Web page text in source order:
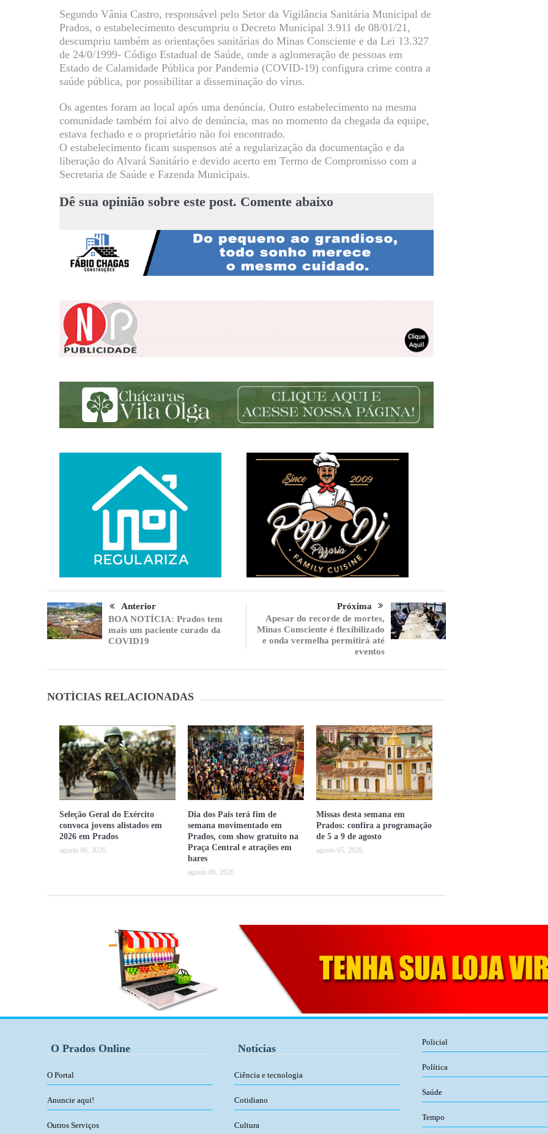
Segundo Vânia Castro, responsável pelo Setor da Vigilância Sanitária Municipal de
Prados, o estabelecimento descumpriu o Decreto Municipal 3.911 de 08/01/21,
descumpriu também as orientações sanitárias do Minas Consciente e da Lei 13.327
de 24/0/1999- Código Estadual de Saúde, onde a aglomeração de pessoas em
Estado de Calamidade Pública por Pandemia (COVID-19) configura crime contra a
saúde pública, por possibilitar a disseminação do vírus.
Os agentes foram ao local após uma denúncia. Outro estabelecimento na mesma
comunidade também foi alvo de denúncia, mas no momento da chegada da equipe,
estava fechado e o proprietário não foi encontrado.
O estabelecimento ficam suspensos até a regularização da documentação e da
liberação do Alvará Sanitário e devido acerto em Termo de Compromisso com a
Secretaria de Saúde e Fazenda Municipais.
Dê sua opinião sobre este post. Comente abaixo
Anterior
BOA NOTÍCIA: Prados tem
mais um paciente curado da
COVID19
Próxima
Apesar do recorde de mortes,
Minas Consciente é flexibilizado
e onda vermelha permitirá até
eventos
NOTÍCIAS RELACIONADAS
Seleção Geral do Exército
convoca jovens alistados em
2026 em Prados
agosto 06, 2026
Dia dos Pais terá fim de
semana movimentado em
Prados, com show gratuito na
Praça Central e atrações em
bares
agosto 06, 2026
Missas desta semana em
Prados: confira a programação
de 5 a 9 de agosto
agosto 05, 2026
O Prados Online
O Portal
Anuncie aqui!
Outros Serviços
Notícias
Ciência e tecnologia
Cotidiano
Cultura
Policial
Política
Saúde
Tempo